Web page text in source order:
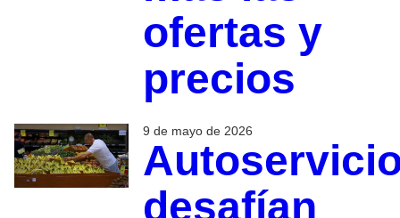
ofertas y
precios
9 de mayo de 2026
desafían